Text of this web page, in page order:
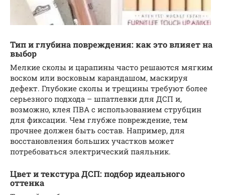
Тип и глубина повреждения: как это влияет на
выбор
Мелкие сколы и царапины часто решаются мягким
воском или восковым карандашом, маскируя
дефект. Глубокие сколы и трещины требуют более
серьезного подхода – шпатлевки для ДСП и,
возможно, клея ПВА с использованием струбцин
для фиксации. Чем глубже повреждение, тем
прочнее должен быть состав. Например, для
восстановления больших участков может
потребоваться электрический паяльник.
Цвет и текстура ДСП: подбор идеального
оттенка